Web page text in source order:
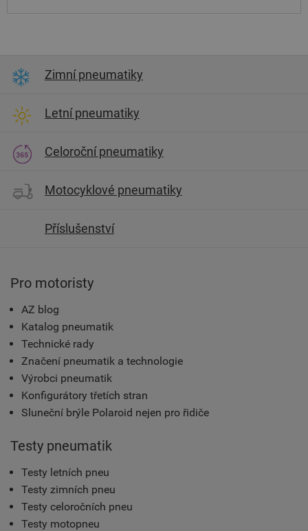
Zimní pneumatiky
Letní pneumatiky
Celoroční pneumatiky
Motocyklové pneumatiky
Příslušenství
Pro motoristy
AZ blog
Katalog pneumatik
Technické rady
Značení pneumatik a technologie
Výrobci pneumatik
Konfigurátory třetích stran
Sluneční brýle Polaroid nejen pro řidiče
Testy pneumatik
Testy letních pneu
Testy zimních pneu
Testy celoročních pneu
Testy motopneu